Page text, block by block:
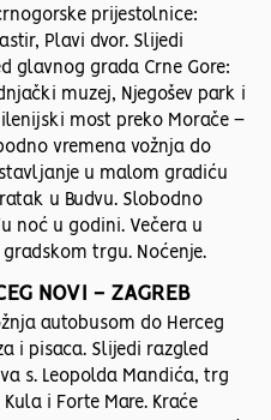
prijestolnice:
Plavi dvor. Slijedi
glavnog grada Crne Gore:
muzej, Njegošev park i
most preko Morače –
vremena vožnja do
u malom gradiću
u Budvu. Slobodno
noć u godini. Večera u
trgu. Noćenje.
NOVI - ZAGREB
autobusom do Herceg
i pisaca. Slijedi razgled
s. Leopolda Mandića, trg
i Forte Mare. Kraće